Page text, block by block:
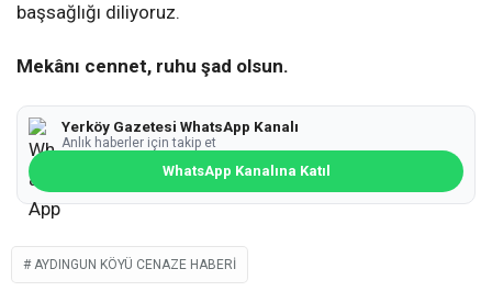
başsağlığı diliyoruz.
Mekânı cennet, ruhu şad olsun.
Yerköy Gazetesi WhatsApp Kanalı
Anlık haberler için takip et
WhatsApp Kanalına Katıl
AYDINGUN KÖYÜ CENAZE HABERI